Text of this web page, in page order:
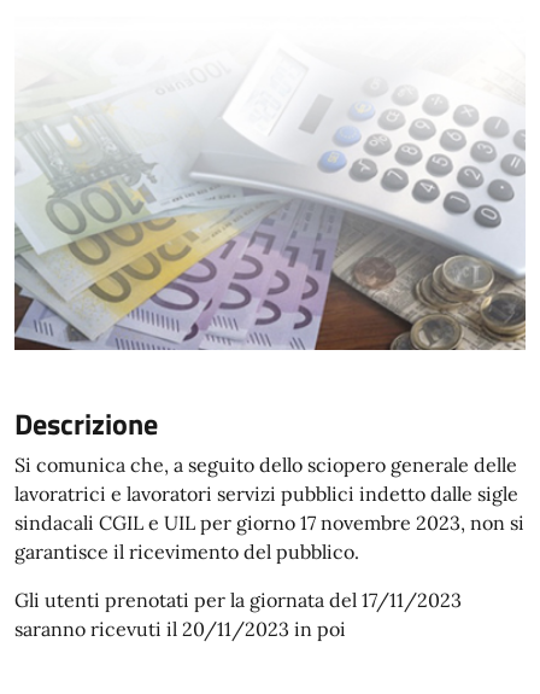
Descrizione
Si comunica che, a seguito dello sciopero generale delle
lavoratrici e lavoratori servizi pubblici indetto dalle sigle
sindacali CGIL e UIL per giorno 17 novembre 2023, non si
garantisce il ricevimento del pubblico.
Gli utenti prenotati per la giornata del 17/11/2023
saranno ricevuti il 20/11/2023 in poi